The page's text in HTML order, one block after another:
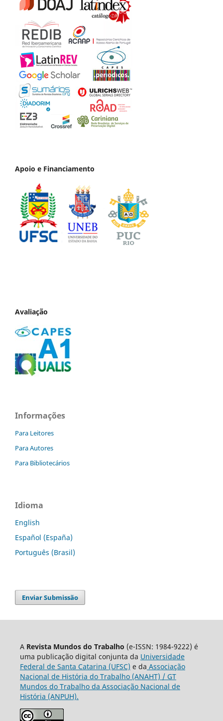
Apoio e Financiamento
Avaliação
Informações
Para Leitores
Para Autores
Para Bibliotecários
Idioma
English
Español (España)
Português (Brasil)
Enviar Submissão
A Revista Mundos do Trabalho (e-ISSN: 1984-9222) é
uma publicação digital conjunta da Universidade
Federal de Santa Catarina (UFSC) e da Associação
Nacional de História do Trabalho (ANAHT) / GT
Mundos do Trabalho da Associação Nacional de
História (ANPUH).